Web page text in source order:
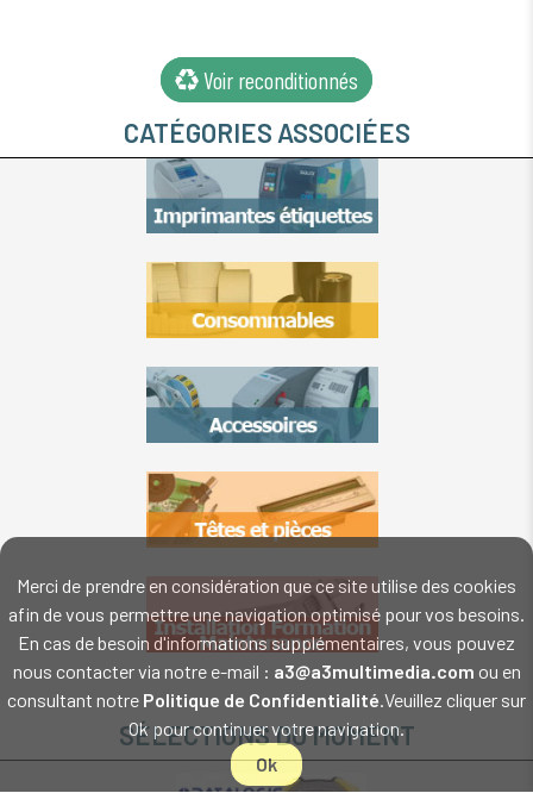
Merci de prendre en considération que ce site utilise des cookies
afin de vous permettre une navigation optimisé pour vos besoins.
En cas de besoin d'informations supplémentaires, vous pouvez
nous contacter via notre e-mail : a3@a3multimedia.com ou en
consultant notre Politique de Confidentialité.Veuillez cliquer sur
Ok pour continuer votre navigation.
Ok
Voir reconditionnés
CATÉGORIES ASSOCIÉES
SÉLECTIONS DU MOMENT